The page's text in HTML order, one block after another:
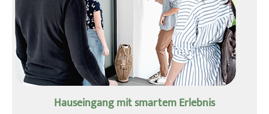
Hauseingang mit smartem Erlebnis